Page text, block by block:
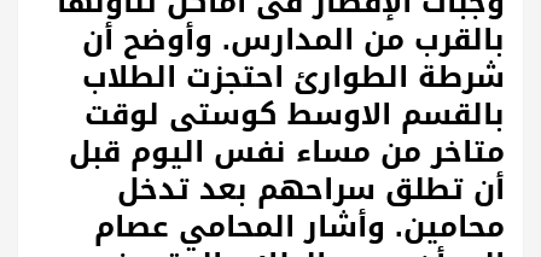
بالقرب من المدارس. وأوضح أن
شرطة الطوارئ احتجزت الطلاب
بالقسم الاوسط كوستى لوقت
متاخر من مساء نفس اليوم قبل
أن تطلق سراحهم بعد تدخل
محامين. وأشار المحامي عصام